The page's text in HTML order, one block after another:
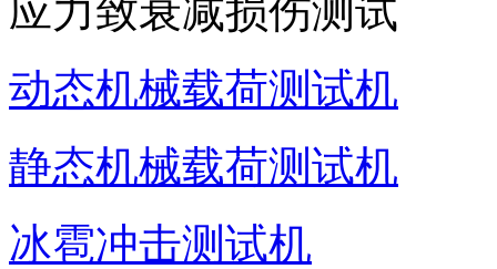
应力致衰减损伤测试
动态机械载荷测试机
静态机械载荷测试机
冰雹冲击测试机